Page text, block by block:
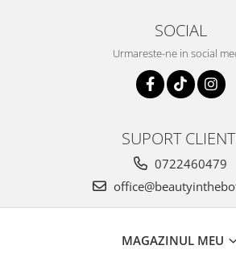
SOCIAL
Urmareste-ne in social
SUPORT
0722460479
MAGAZINUL MEU